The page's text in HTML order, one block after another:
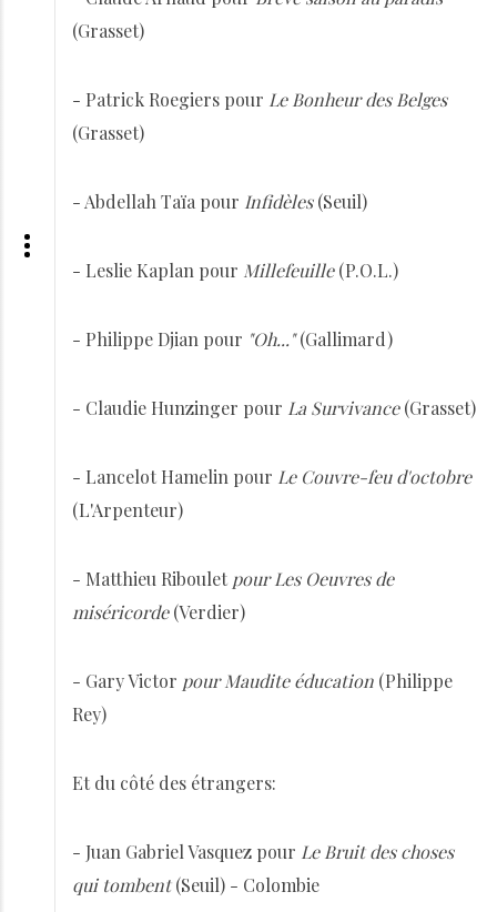
(Grasset)
- Patrick Roegiers pour Le Bonheur des Belges
(Grasset)
- Abdellah Taïa pour Infidèles(Seuil)
- Leslie Kaplan pour Millefeuille(P.O.L.)
- Philippe Djian pour "Oh..."(Gallimard)
- Claudie Hunzinger pour La Survivance(Grasset)
- Lancelot Hamelin pour Le Couvre-feu d'octobre
(L'Arpenteur)
- Matthieu Riboulet pour Les Oeuvres de
miséricorde(Verdier)
- Gary Victor pour Maudite éducation (Philippe
Rey)
Et du côté des étrangers:
- Juan Gabriel Vasquez pour Le Bruit des choses
qui tombent(Seuil) - Colombie